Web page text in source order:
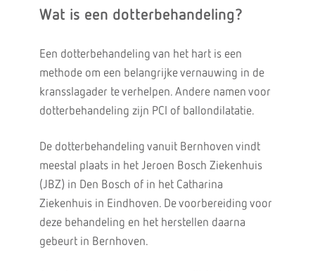
Wat is een dotterbehandeling?
Een dotterbehandeling van het hart is een
methode om een belangrijke vernauwing in de
kransslagader te verhelpen. Andere namen voor
dotterbehandeling zijn PCI of ballondilatatie.
De dotterbehandeling vanuit Bernhoven vindt
meestal plaats in het Jeroen Bosch Ziekenhuis
(JBZ) in Den Bosch of in het Catharina
Ziekenhuis in Eindhoven. De voorbereiding voor
deze behandeling en het herstellen daarna
gebeurt in Bernhoven.